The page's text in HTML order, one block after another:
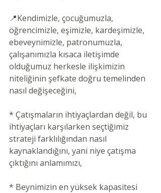
📍Kendimizle, çocuğumuzla,
öğrencimizle, eşimizle, kardeşimizle,
ebeveynimizle, patronumuzla,
çalışanımızla kısaca iletişimde
olduğumuz herkesle ilişkimizin
niteliğinin şefkate doğru temelinden
nasıl değişeceğini,
* Çatışmaların ihtiyaçlardan değil, bu
ihtiyaçları karşılarken seçtiğimiz
strateji farklılığından nasıl
kaynaklandığını, yani niye çatışma
çıktığını anlamımızı,
* Beynimizin en yüksek kapasitesi